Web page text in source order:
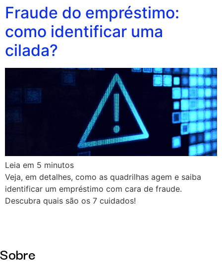
Fraude do empréstimo:
como identificar uma
cilada?
Leia em 5 minutos
Veja, em detalhes, como as quadrilhas agem e saiba
identificar um empréstimo com cara de fraude.
Descubra quais são os 7 cuidados!
Sobre